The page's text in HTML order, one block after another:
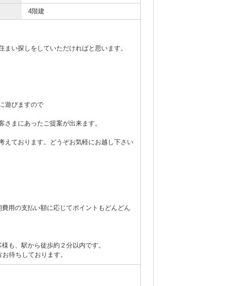
4階建
い探しをしていただければと思います。
遊びますので
まにあったご提案が出来ます。
えております。どうぞお気軽にお越し下さい
用の支払い額に応じてポイントもどんどん
も、駅から徒歩約２分以内です。
待ちしております。